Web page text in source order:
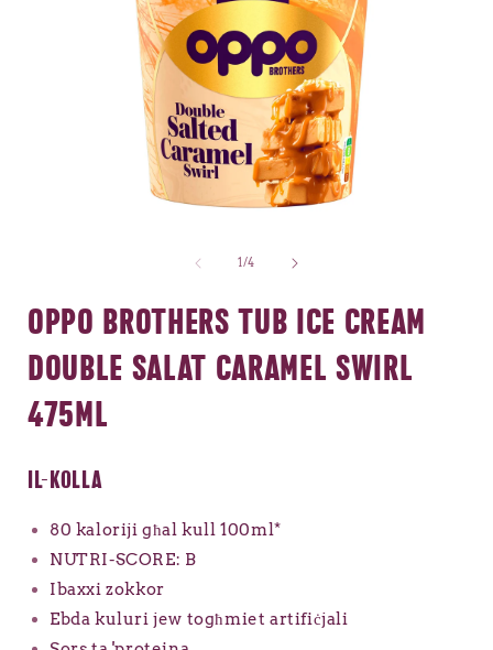
1 /minn
4
OPPO BROTHERS TUB ICE CREAM
DOUBLE SALAT CARAMEL SWIRL
475ML
IL-KOLLA
80 kaloriji għal kull 100ml*
NUTRI-SCORE: B
Ibaxxi zokkor
Ebda kuluri jew togħmiet artifiċjali